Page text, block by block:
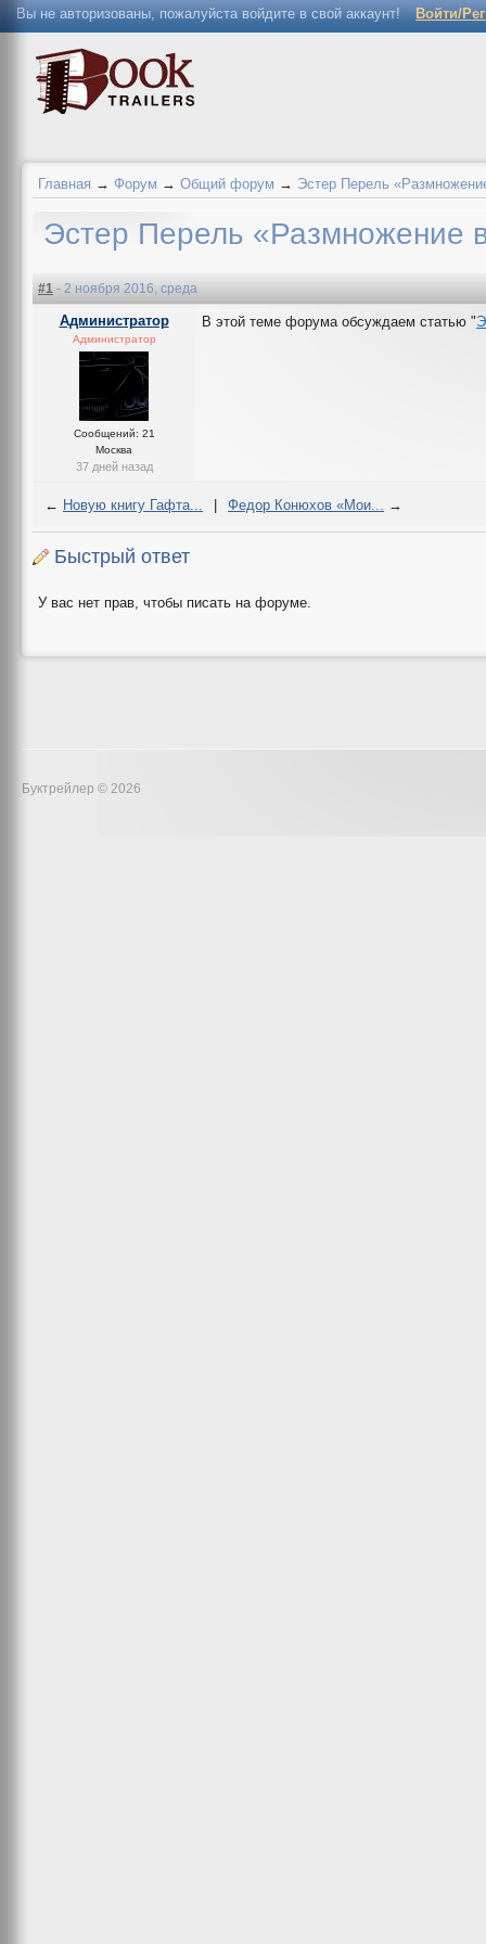
Вы не авторизованы, пожалуйста войдите в свой аккаунт! Войти/
Главная → Форум → Общий форум → Эстер Перель
Эстер Перель «Размножение
#1 - 2 ноября 2016, среда
Администратор
Администратор
Сообщений: 21
Москва
37 дней назад
В этой теме форума обсуждаем статью "
← Новую книгу Гафта... Федор Конюхов «Мои... →
Быстрый ответ
У вас нет прав, чтобы писать на форуме.
Буктрейлер © 2026